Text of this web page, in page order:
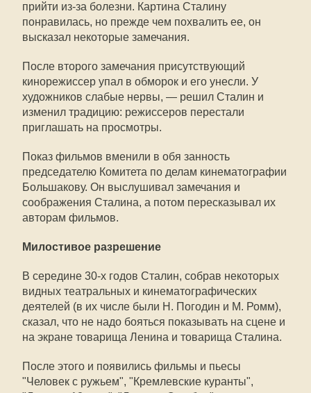
прийти из-за болезни. Картина Сталину
понравилась, но прежде чем похвалить ее, он
высказал некоторые замечания.
После второго замечания присутствующий
кинорежиссер упал в обморок и его унесли. У
художников слабые нервы, — решил Сталин и
изменил традицию: режиссеров перестали
приглашать на просмотры.
Показ фильмов вменили в обя занность
председателю Комитета по делам кинематографии
Большакову. Он выслушивал замечания и
соображения Сталина, а потом пересказывал их
авторам фильмов.
Милостивое разрешение
В середине 30-х годов Сталин, собрав некоторых
видных театральных и кинематографических
деятелей (в их числе были Н. Погодин и М. Ромм),
сказал, что не надо бояться показывать на сцене и
на экране товарища Ленина и товарища Сталина.
После этого и появились фильмы и пьесы
"Человек с ружьем", "Кремлевские куранты",